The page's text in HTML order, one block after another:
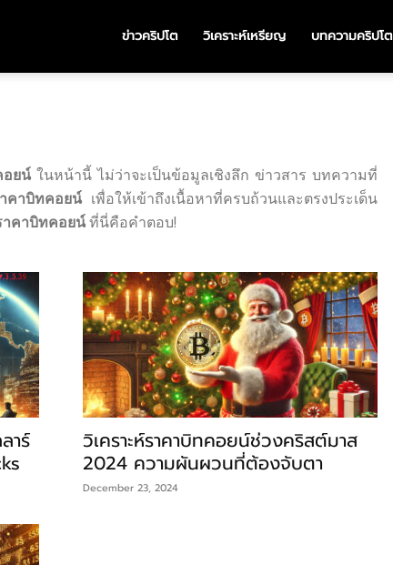
ข่าวคริปโต วิเคราะห์เหรียญ บทความคริปโต
อยน์ ในหน้านี้ ไม่ว่าจะเป็นข้อมูลเชิงลึก ข่าวสาร บทความที่
คาบิทคอยน์ เพื่อให้เข้าถึงเนื้อหาที่ครบถ้วนและตรงประเด็น
าคาบิทคอยน์ที่นี่คือคำตอบ!
าร์
วิเคราะห์ราคาบิทคอยน์ช่วงคริสต์มาส
2024 ความผันผวนที่ต้องจับตา
December 23, 2024